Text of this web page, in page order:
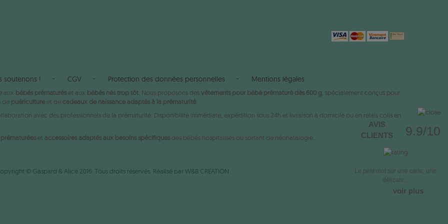
AVIS
CLIENTS
9.9/10
Le petit mot sur une carte, une
délicate...
voir plus
soutenons ! CGV Protection des données personnelles Mentions légales
aux bébés prématurés et aux bébés nés trop tôt . Nous proposons des vêtements pour bébé prématuré dès 600 g , spécialement conçus pour
de puériculture et de cadeaux de naissance adaptés à la prématurité
avec des professionnels de la prématurité. Disponibilité immédiate, expédition sous 24h et livraison à domicile ou en relais colis en
et accessoires adaptés aux besoins spécifiques des bébés hospitalisés ou sortant de néonatalogie.
© Gaspard & Alice 2016. Tous droits réservés. Réalisé par W&B CREATION